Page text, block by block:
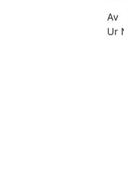
Av
Ur